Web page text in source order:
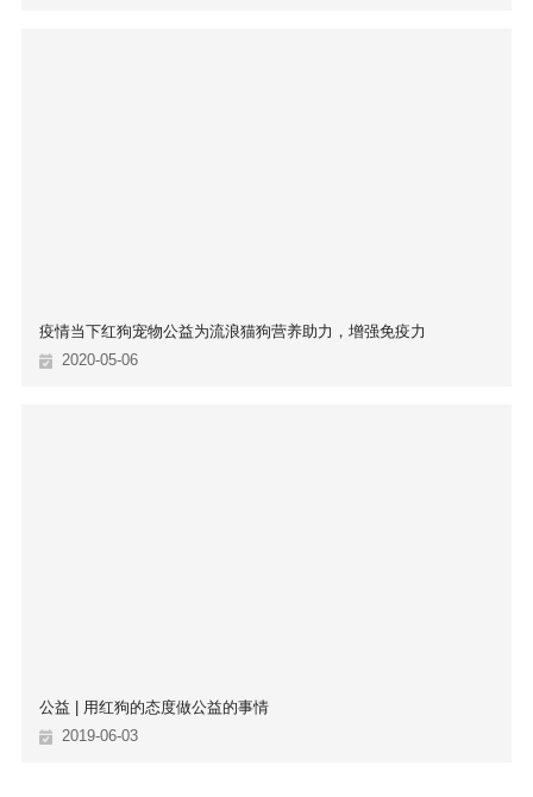
疫情当下红狗宠物公益为流浪猫狗营养助力，增强免疫力
2020-05-06
公益 | 用红狗的态度做公益的事情
2019-06-03